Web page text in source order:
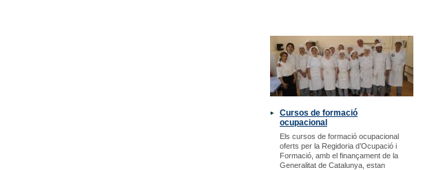
Cursos de formació
ocupacional
Els cursos de formació ocupacional
oferts per la Regidoria d’Ocupació i
Formació, amb el finançament de la
Generalitat de Catalunya, estan